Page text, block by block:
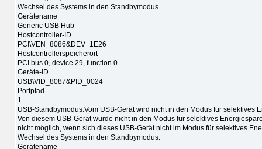
Wechsel des Systems in den Standbymodus.
Gerätename
Generic USB Hub
Hostcontroller-ID
PCI\VEN_8086&DEV_1E26
Hostcontrollerspeicherort
PCI bus 0, device 29, function 0
Geräte-ID
USB\VID_8087&PID_0024
Portpfad
1
USB-Standbymodus:Vom USB-Gerät wird nicht in den Modus für selektives
Von diesem USB-Gerät wurde nicht in den Modus für selektives
nicht möglich, wenn sich dieses USB-Gerät nicht im Modus für selektives
Wechsel des Systems in den Standbymodus.
Gerätename